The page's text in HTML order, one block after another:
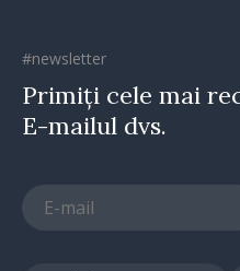
#newsletter
Primiți cele mai
E-mailul dvs.